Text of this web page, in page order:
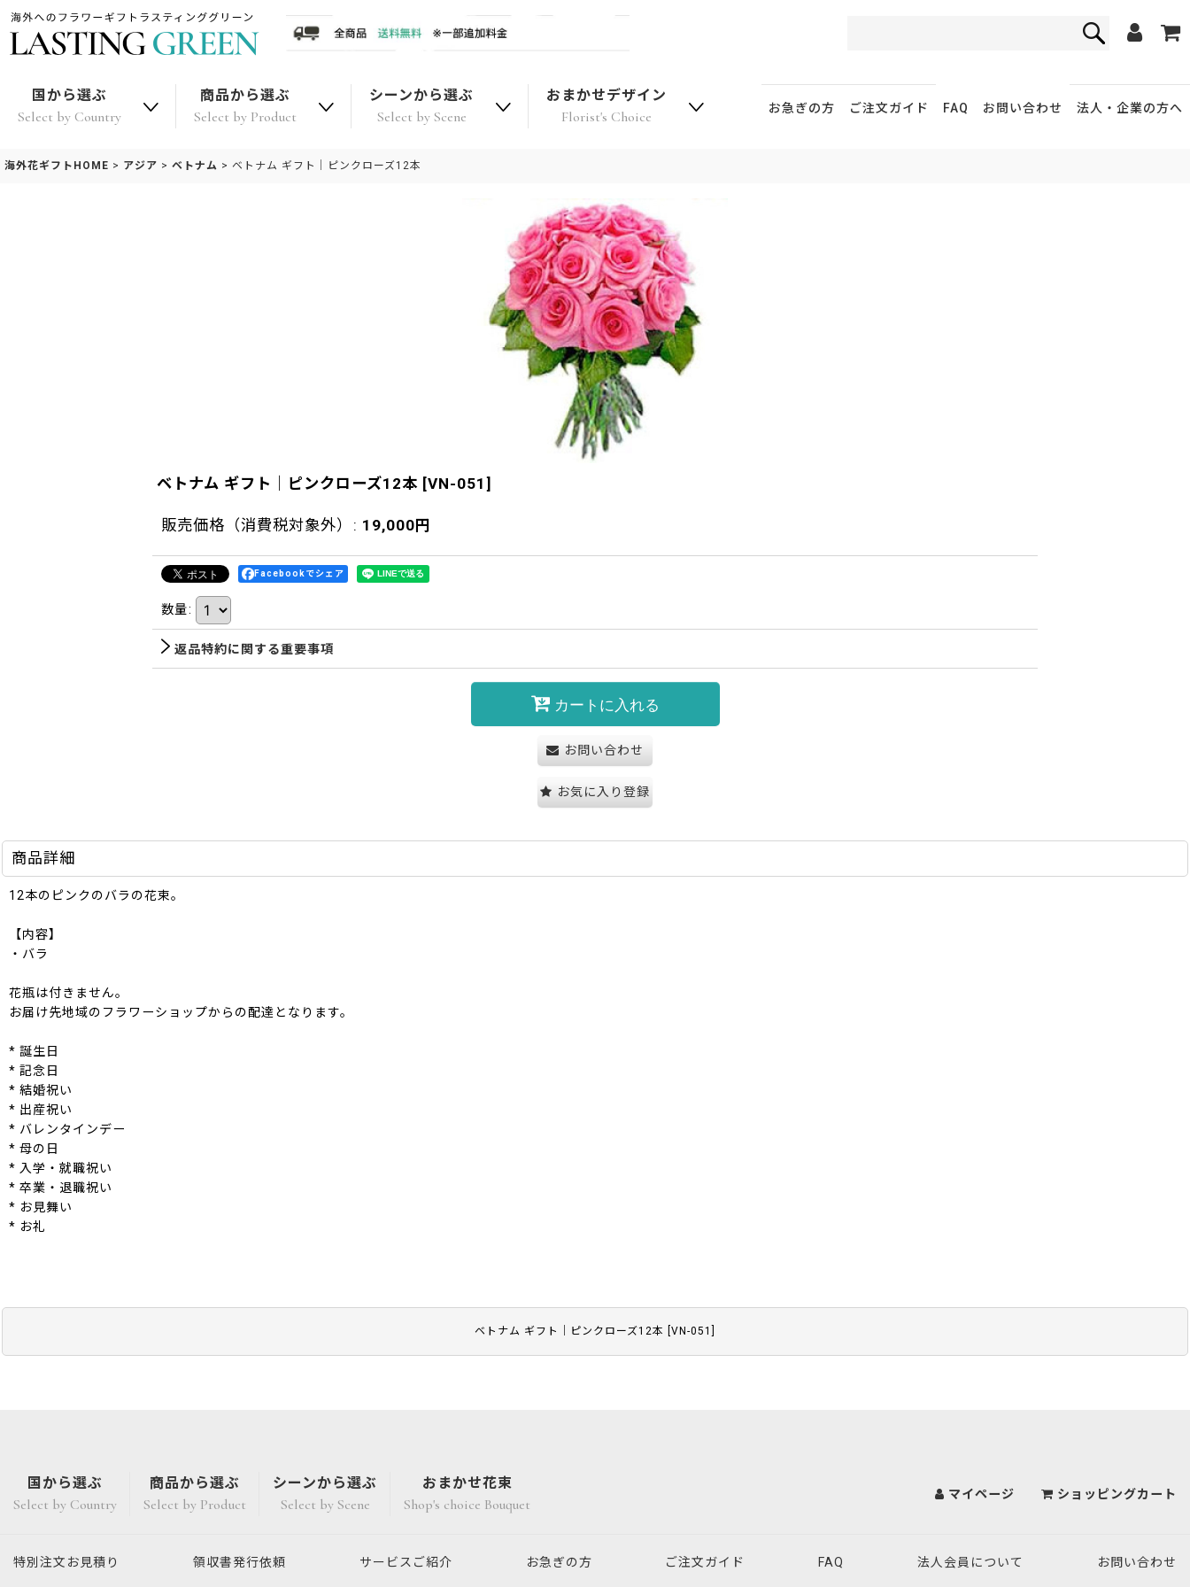
国から選ぶ
Select by Country
商品から選ぶ
Select by Product
シーンから選ぶ
Select by Scene
おまかせデザイン
Florist's Choice 法人・企業の方へ
ご注文ガイド
お急ぎの方 FAQ お問い合わせ
海外花ギフトHOME > アジア > ベトナム > ベトナム ギフト｜ピンクローズ12本
ベトナム ギフト｜ピンクローズ12本 VN-051
ベトナム ギフト｜ピンクローズ12本 [VN-051 ]
販売価格（消費税対象外） : 19,000 円
Facebookでシェア
数量:
返品特約に関する重要事項
カートに入れる
お問い合わせ
お気に入り登録
商品詳細
12本のピンクのバラの花束。
【内容】
・バラ
花瓶は付きません。
お届け先地域のフラワーショップからの配達となります。
* 誕生日
* 記念日
* 結婚祝い
* 出産祝い
* バレンタインデー
* 母の日
* 入学・就職祝い
* 卒業・退職祝い
* お見舞い
* お礼
国から選ぶ
Select by Country
商品から選ぶ
Select by Product
シーンから選ぶ
Select by Scene
おまかせ花束
Shop's choice Bouquet
マイページ ショッピングカート
特別注文 お見積り 領収書発行依頼 サービスご紹介 お急ぎの方 ご注文ガイド FAQ 法人会員について お問い合わせ